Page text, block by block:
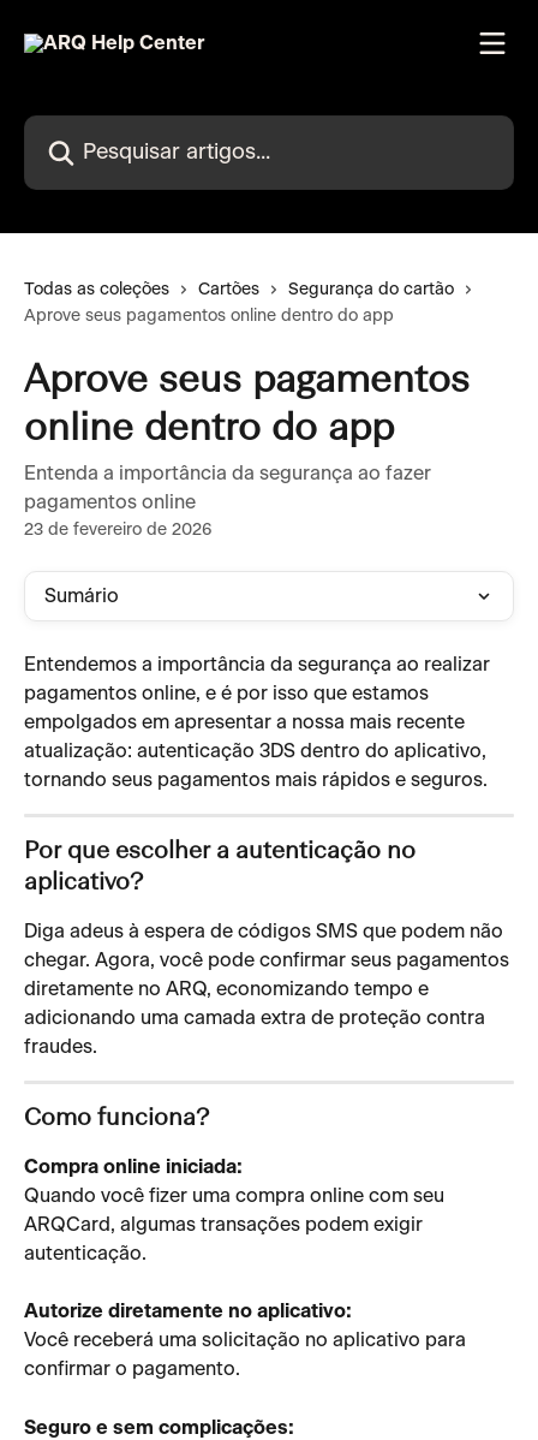
Pesquisar artigos...
Todas as coleções Cartões
Segurança do cartão
Aprove seus pagamentos online dentro do app
Aprove seus pagamentos
online dentro do app
Entenda a importância da segurança ao fazer
pagamentos online
23 de fevereiro de 2026
Sumário
Entendemos a importância da segurança ao realizar
pagamentos online, e é por isso que estamos
empolgados em apresentar a nossa mais recente
atualização: autenticação 3DS dentro do aplicativo,
tornando seus pagamentos mais rápidos e seguros.
Por que escolher a autenticação no
aplicativo?
Diga adeus à espera de códigos SMS que podem não
chegar. Agora, você pode confirmar seus pagamentos
diretamente no ARQ, economizando tempo e
adicionando uma camada extra de proteção contra
fraudes.
Como funciona?
Compra online iniciada:
Quando você fizer uma compra online com seu
ARQCard, algumas transações podem exigir
autenticação.
Autorize diretamente no aplicativo:
Você receberá uma solicitação no aplicativo para
confirmar o pagamento.
Seguro e sem complicações: